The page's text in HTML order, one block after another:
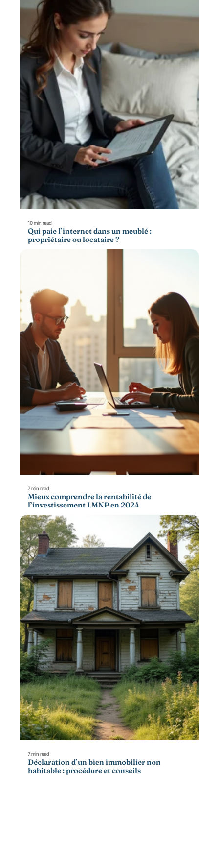
10 min read
Qui paie l’internet dans un meublé :
propriétaire ou locataire ?
7 min read
Mieux comprendre la rentabilité de
l’investissement LMNP en 2024
7 min read
Déclaration d’un bien immobilier non
habitable : procédure et conseils